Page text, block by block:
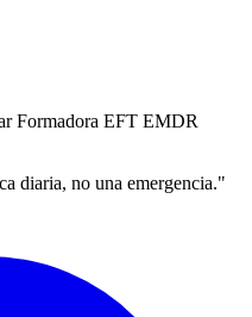
Formadora EFT EMDR
diaria, no una emergencia."